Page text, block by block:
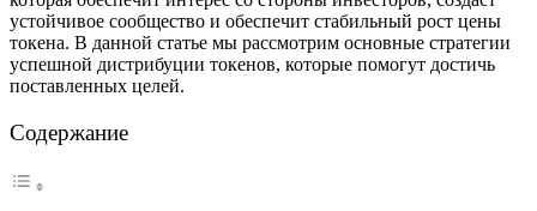
устойчивое сообщество и обеспечит стабильный рост цены
токена. В данной статье мы рассмотрим основные стратегии
успешной дистрибуции токенов, которые помогут достичь
поставленных целей.
Содержание